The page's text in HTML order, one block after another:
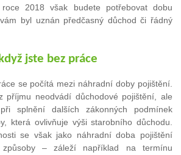
2018 však budete potřebovat dobu
byl uznán předčasný důchod či řádný
jste bez práce
se počítá mezi náhradní doby pojištění.
příjmu neodvádí důchodové pojištění, ale
splnění dalších zákonných podmínek
která ovlivňuje výši starobního důchodu.
se však jako náhradní doba pojištění
způsoby – záleží například na termínu